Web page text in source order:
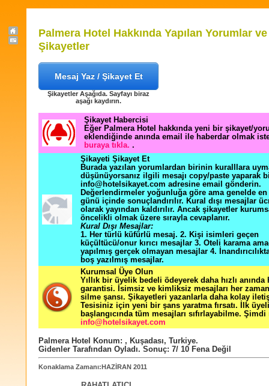
Palmera Hotel Hakkında Yapılan Yorumlar ve
Şikayetler
Mesaj Yaz / Şikayet Et
Şikayetler Aşağıda. Sayfayı biraz
aşağı kaydırın.
Şikayet Habercisi
Eğer Palmera Hotel hakkında yeni bir şikayet/
eklendiğinde anında email ile haberdar olmak
buraya tıkla. .
Şikayeti Şikayet Et
Burada yazılan yorumlardan birinin kuralllara
düşünüyorsanız ilgili mesajı copy/paste yaparak
info@hotelsikayet.com adresine email gönderin.
Değerlendirmeler yoğunluğa göre ama genelde
günü içinde sonuçlandırılır. Kural dışı mesajlar
olarak yayından kaldırılır. Ancak şikayetler
öncelikli olmak üzere sırayla cevaplanır.
Kural Dışı Mesajlar:
1. Her türlü küfürlü mesaj. 2. Kişi isimleri geçen
küçültücü/onur kırıcı mesajlar 3. Oteli karama
yapılmış gerçek olmayan mesajlar 4.
boş yazılmış mesajlar.
Kurumsal Üye Olun
Yıllık bir üyelik bedeli ödeyerek daha hızlı
garantisi. İsimsiz ve kimliksiz mesajları her zaman
silme şansı. Şikayetleri yazanlarla daha kolay
Tesisiniz için yeni bir şans yaratma fırsatı. İlk
başlangıcında tüm mesajları sıfırlayabilme. Şimdi
info@hotelsikayet.com
Palmera Hotel Konum: , Kuşadası, Turkiye.
Gidenler Tarafından Oyladı. Sonuç: 7/ 10 Fena Değil
Konaklama Zamanı:HAZİRAN 2011